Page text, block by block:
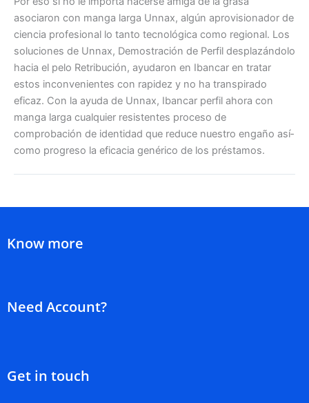
asociaron con manga larga Unnax, algún aprovisionador de
ciencia profesional lo tanto tecnológica como regional. Los
soluciones de Unnax, Demostración de Perfil desplazándolo
hacia el pelo Retribución, ayudaron en Ibancar en tratar
estos inconvenientes con rapidez y no ha transpirado
eficaz. Con la ayuda de Unnax, Ibancar perfil ahora con
manga larga cualquier resistentes proceso de
comprobación de identidad que reduce nuestro engaño así­
como progreso la eficacia genérico de los préstamos.
Know more
Need Account?
Get in touch